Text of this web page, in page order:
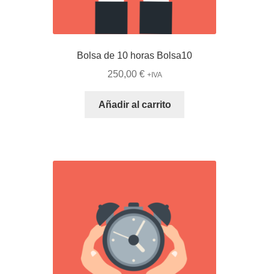
Bolsa de 10 horas Bolsa10
250,00 € +IVA
Añadir al carrito